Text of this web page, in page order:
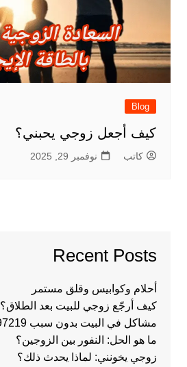
Blog
كيف أجعل زوجي يحبني؟
كاتب نوفمبر 29, 2025
Recent Posts
أحلام وكوابيس وقلق مستمر
كيف أرجّع زوجي للبيت بعد الطلاق؟
مشاكل في البيت بدون سبب 00905397697219
ما هو الحل: النفور بين الزوجين؟
زوجي يخونني: لماذا يحدث ذلك؟